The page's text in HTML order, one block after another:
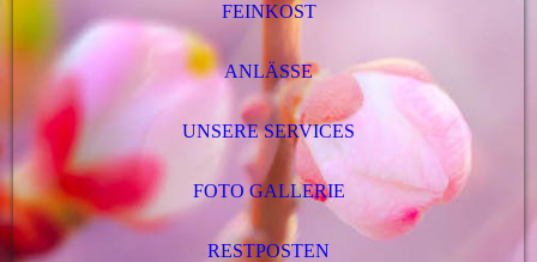
FEINKOST
ANLÄSSE
UNSERE SERVICES
FOTO GALLERIE
RESTPOSTEN